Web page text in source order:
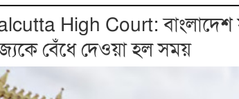
High Court: বাংলাদেশ
বেঁধে দেওয়া হল সময়